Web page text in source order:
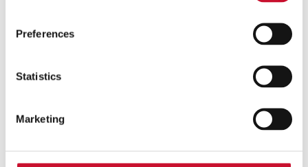
Preferences
Statistics
Marketing